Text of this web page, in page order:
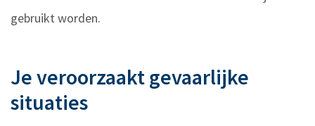
gebruikt worden.
Je veroorzaakt gevaarlijke
situaties